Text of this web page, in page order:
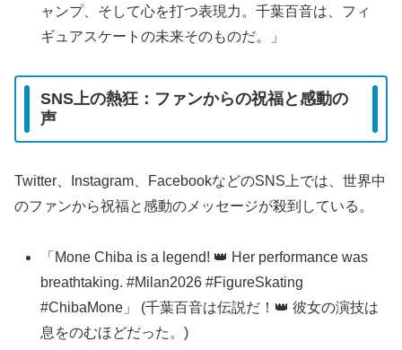
ャンプ、そして心を打つ表現力。千葉百音は、フィ
ギュアスケートの未来そのものだ。」
SNS上の熱狂：ファンからの祝福と感動の
声
Twitter、Instagram、FacebookなどのSNS上では、世界中
のファンから祝福と感動のメッセージが殺到している。
「Mone Chiba is a legend! 👑 Her performance was
breathtaking. #Milan2026 #FigureSkating
#ChibaMone」 (千葉百音は伝説だ！👑 彼女の演技は
息をのむほどだった。)